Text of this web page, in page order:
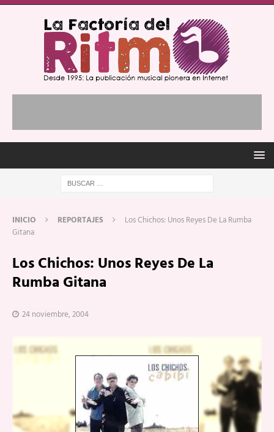
INICIO REPORTAJES
Los Chichos: Unos Reyes De La Rumba
Gitana
Los Chichos: Unos Reyes De La
Rumba Gitana
24 noviembre, 2004